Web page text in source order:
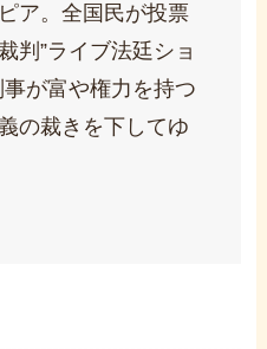
ア。全国民が投票
判”ライブ法廷ショ
が富や権力を持つ
の裁きを下してゆ